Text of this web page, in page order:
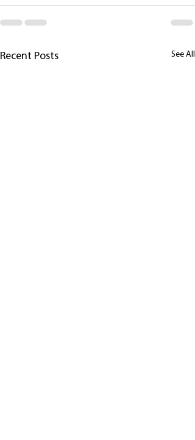
Recent Posts See All